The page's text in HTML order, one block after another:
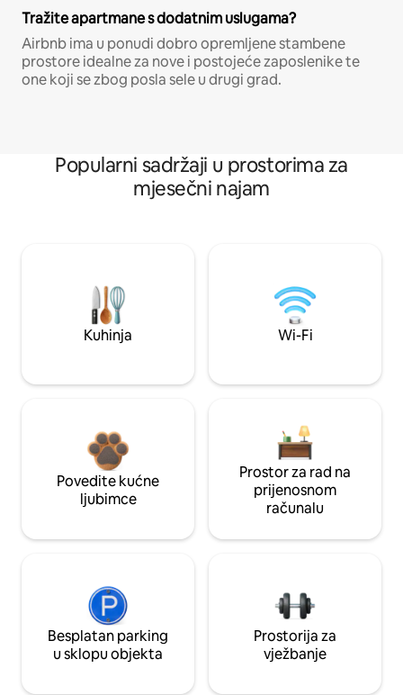
Tražite apartmane s dodatnim uslugama?
Airbnb ima u ponudi dobro opremljene stambene
prostore idealne za nove i postojeće zaposlenike te
one koji se zbog posla sele u drugi grad.
Popularni sadržaji u prostorima za
mjesečni najam
Kuhinja Wi-Fi
Povedite kućne
ljubimce
Prostor za rad na
prijenosnom
računalu
Besplatan parking
u sklopu objekta
Prostorija za
vježbanje